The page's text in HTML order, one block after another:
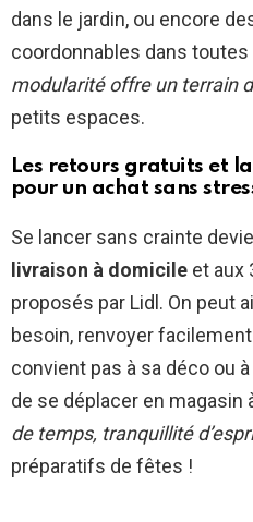
dans le jardin, ou encore
coordonnables dans
modularité offre un terrain
petits espaces.
Les retours gratuits et
pour un achat sans
Se lancer sans crainte
livraison à domicile et aux
proposés par Lidl. On peut
besoin, renvoyer
convient pas à sa déco ou
de se déplacer en magasin
de temps, tranquillité
préparatifs de fêtes !